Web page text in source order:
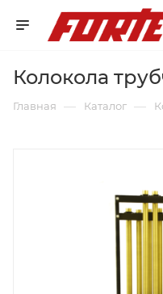
Колокола
Главная — Каталог —